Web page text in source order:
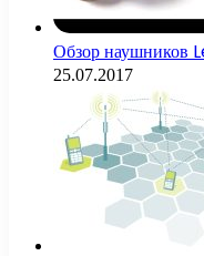
Обзор наушников
25.07.2017